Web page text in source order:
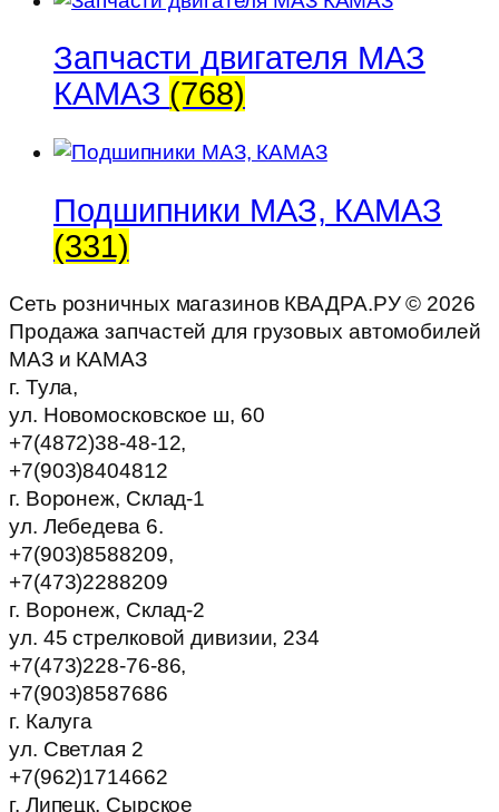
Запчасти двигателя МАЗ
КАМАЗ (768)
Подшипники МАЗ, КАМАЗ
(331)
Сеть розничных магазинов КВАДРА.РУ © 2026
Продажа запчастей для грузовых автомобилей
МАЗ и КАМАЗ
г. Тула,
ул. Новомосковское ш, 60
+7(4872)38-48-12,
+7(903)8404812
г. Воронеж, Склад-1
ул. Лебедева 6.
+7(903)8588209,
+7(473)2288209
г. Воронеж, Склад-2
ул. 45 стрелковой дивизии, 234
+7(473)228-76-86,
+7(903)8587686
г. Калуга
ул. Светлая 2
+7(962)1714662
г. Липецк, Сырское